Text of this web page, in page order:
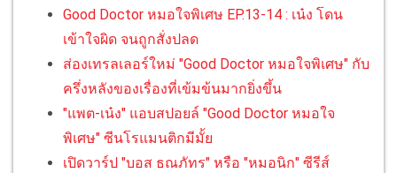
Good Doctor หมอใจพิเศษ EP.13-14 : เน๋ง โดน
เข้าใจผิด จนถูกสั่งปลด
ส่องเทรลเลอร์ใหม่ "Good Doctor หมอใจพิเศษ" กับ
ครึ่งหลังของเรื่องที่เข้มข้นมากยิ่งขึ้น
"แพต-เน๋ง" แอบสปอยล์ "Good Doctor หมอใจ
พิเศษ" ซีนโรแมนติกมีมั้ย
เปิดวาร์ป "บอส ธณภัทร" หรือ "หมอนิก" ซีรีส์